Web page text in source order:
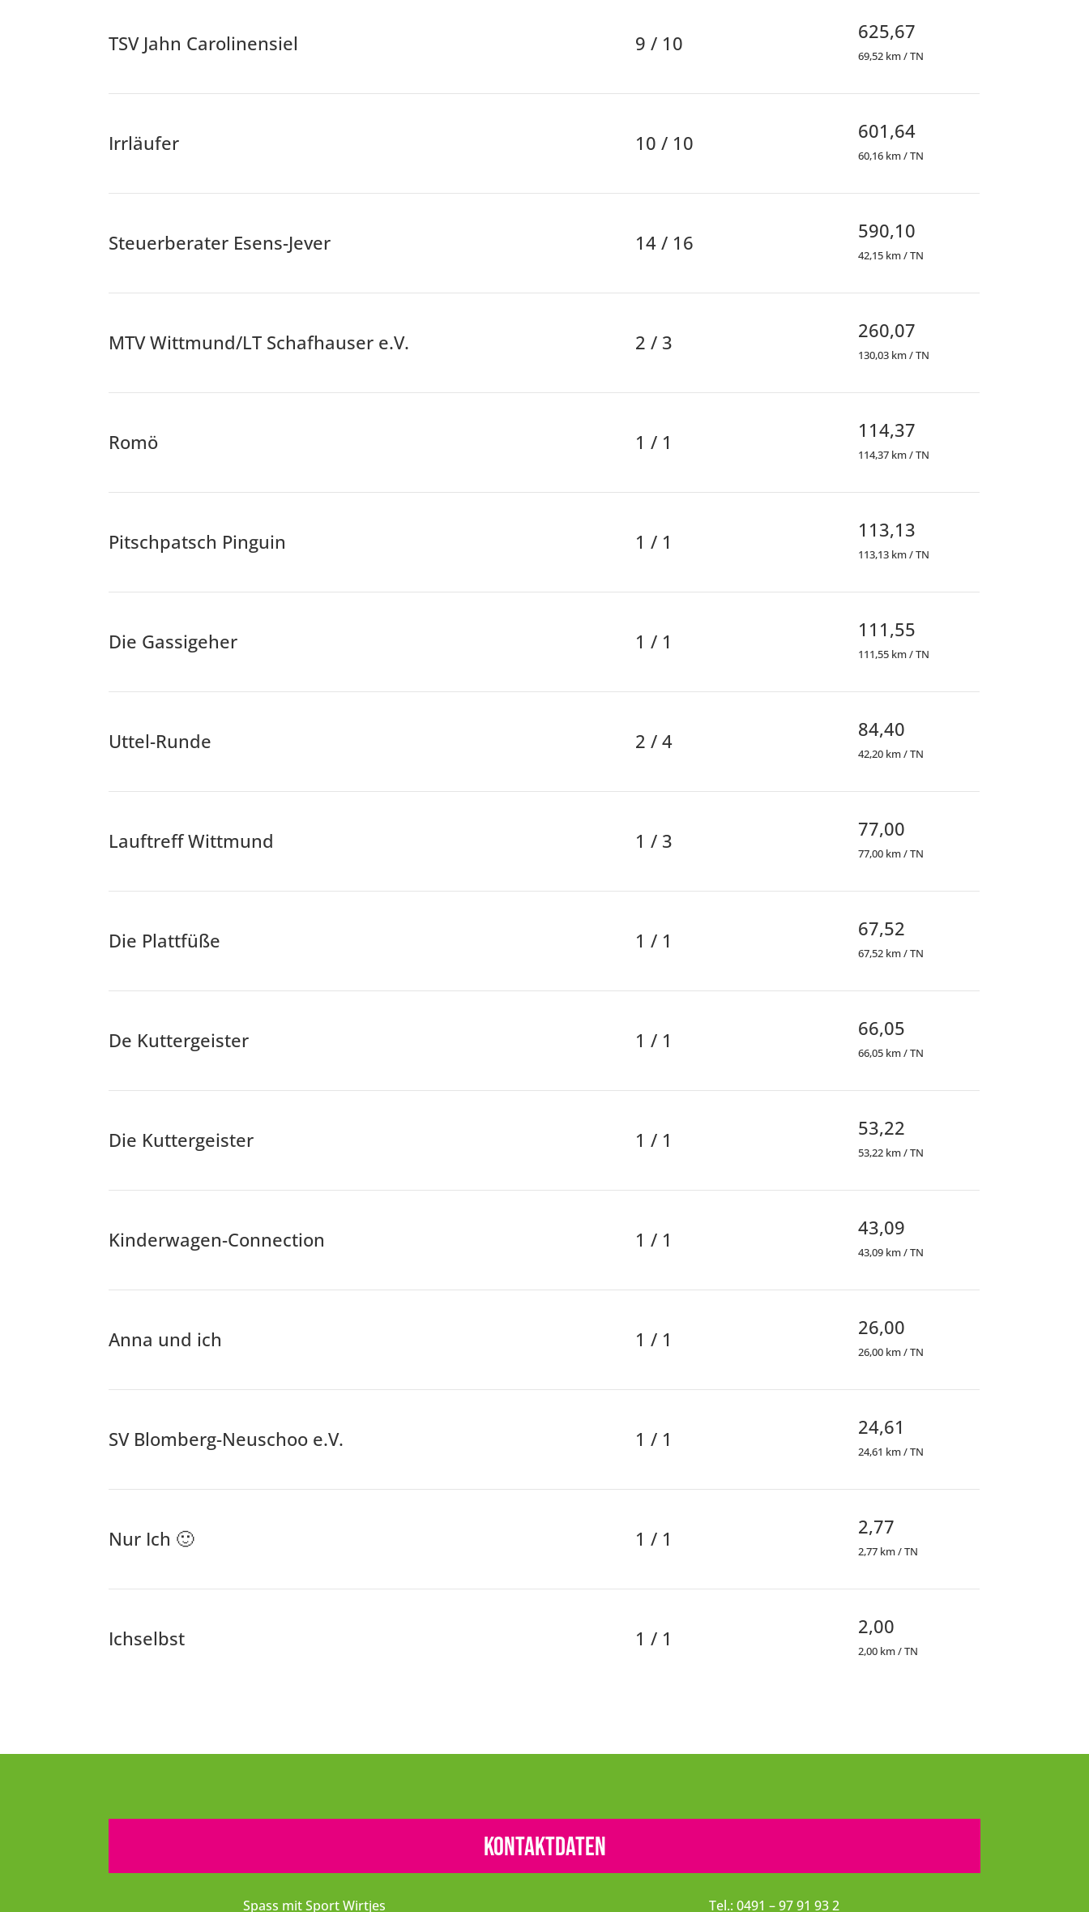
TSV Jahn Carolinensiel 9 / 10 625,67
69,52 km / TN
Irrläufer 10 / 10 601,64
60,16 km / TN
Steuerberater Esens-Jever 14 / 16 590,10
42,15 km / TN
MTV Wittmund/LT Schafhauser e.V. 2 / 3 260,07
130,03 km / TN
Romö 1 / 1 114,37
114,37 km / TN
Pitschpatsch Pinguin 1 / 1 113,13
113,13 km / TN
Die Gassigeher 1 / 1 111,55
111,55 km / TN
Uttel-Runde 2 / 4 84,40
42,20 km / TN
Lauftreff Wittmund 1 / 3 77,00
77,00 km / TN
Die Plattfüße 1 / 1 67,52
67,52 km / TN
De Kuttergeister 1 / 1 66,05
66,05 km / TN
Die Kuttergeister 1 / 1 53,22
53,22 km / TN
Kinderwagen-Connection 1 / 1 43,09
43,09 km / TN
Anna und ich 1 / 1 26,00
26,00 km / TN
SV Blomberg-Neuschoo e.V. 1 / 1 24,61
24,61 km / TN
Nur Ich 🙂 1 / 1 2,77
2,77 km / TN
Ichselbst 1 / 1 2,00
2,00 km / TN
Kontaktdaten
Spass mit Sport Wirtjes Tel.: 0491 – 97 91 93 2